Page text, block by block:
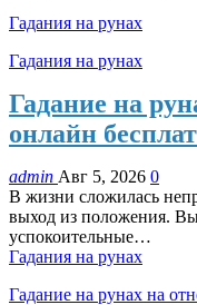
Гадания на рунах
Гадания на рунах
Гадание на
онлайн
admin Авг 5, 2026 0
В жизни сложилась
выход из положения.
успокоительные…
Гадания на рунах
Гадание на рунах на